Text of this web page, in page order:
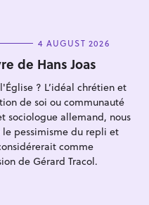
4 AUGUST 2026
de Hans Joas
? L’idéal chrétien et
de soi ou communauté
sociologue allemand, nous
pessimisme du repli et
comme
de Gérard Tracol.